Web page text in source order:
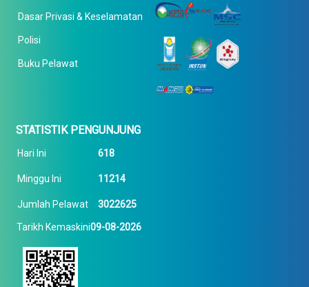
Dasar Privasi & Keselamatan
Polisi
Buku Pelawat
STATISTIK PENGUNJUNG
Hari Ini 618
Minggu Ini 11214
Jumlah Pelawat 3022625
Tarikh Kemaskini09-08-2026